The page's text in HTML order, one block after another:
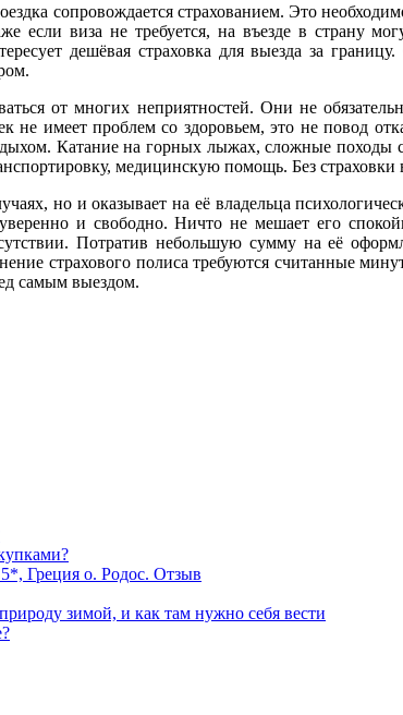
сопровождается страхованием. Это
если виза не требуется, на въезде в страну
дешёвая страховка для выезда за
от многих неприятностей. Они не
имеет проблем со здоровьем, это не повод
Катание на горных лыжах, сложные походы
медицинскую помощь. Без страховки
но и оказывает на её владельца
и свободно. Ничто не мешает его
Потратив небольшую сумму на её
страхового полиса требуются считанные
самым выездом.
Греция о. Родос. Отзыв
зимой, и как там нужно себя вести